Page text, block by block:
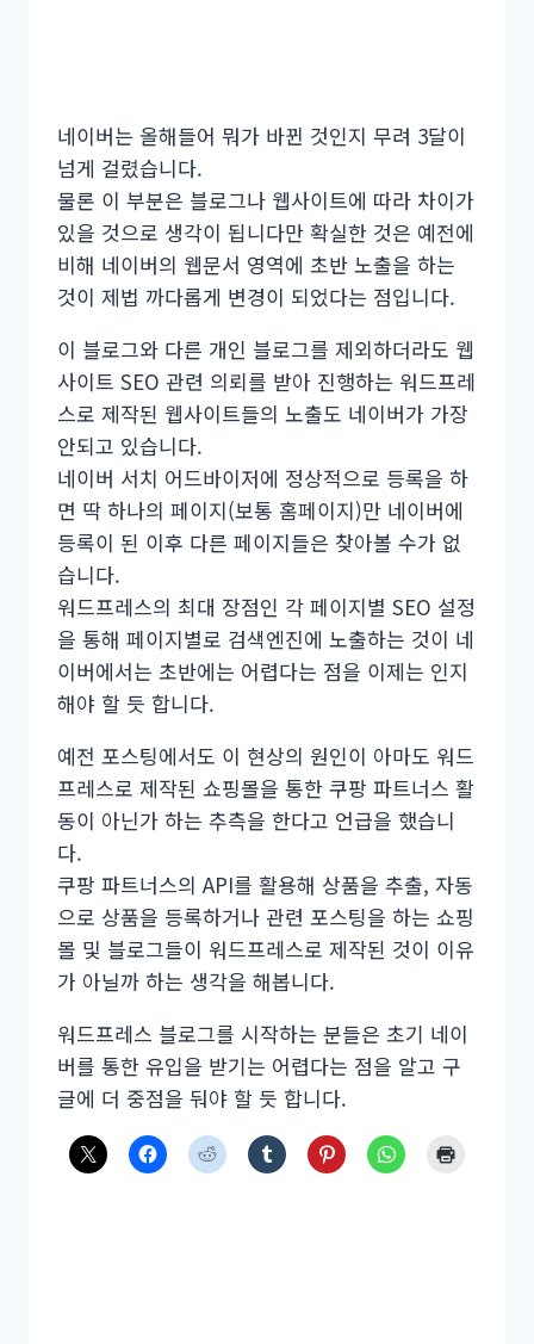
네이버는 올해들어 뭐가 바뀐 것인지 무려 3달이
넘게 걸렸습니다.
물론 이 부분은 블로그나 웹사이트에 따라 차이가
있을 것으로 생각이 됩니다만 확실한 것은 예전에
비해 네이버의 웹문서 영역에 초반 노출을 하는
것이 제법 까다롭게 변경이 되었다는 점입니다.
이 블로그와 다른 개인 블로그를 제외하더라도 웹
사이트 SEO 관련 의뢰를 받아 진행하는 워드프레
스로 제작된 웹사이트들의 노출도 네이버가 가장
안되고 있습니다.
네이버 서치 어드바이저에 정상적으로 등록을 하
면 딱 하나의 페이지(보통 홈페이지)만 네이버에
등록이 된 이후 다른 페이지들은 찾아볼 수가 없
습니다.
워드프레스의 최대 장점인 각 페이지별 SEO 설정
을 통해 페이지별로 검색엔진에 노출하는 것이 네
이버에서는 초반에는 어렵다는 점을 이제는 인지
해야 할 듯 합니다.
예전 포스팅에서도 이 현상의 원인이 아마도 워드
프레스로 제작된 쇼핑몰을 통한 쿠팡 파트너스 활
동이 아닌가 하는 추측을 한다고 언급을 했습니
다.
쿠팡 파트너스의 API를 활용해 상품을 추출, 자동
으로 상품을 등록하거나 관련 포스팅을 하는 쇼핑
몰 및 블로그들이 워드프레스로 제작된 것이 이유
가 아닐까 하는 생각을 해봅니다.
워드프레스 블로그를 시작하는 분들은 초기 네이
버를 통한 유입을 받기는 어렵다는 점을 알고 구
글에 더 중점을 둬야 할 듯 합니다.